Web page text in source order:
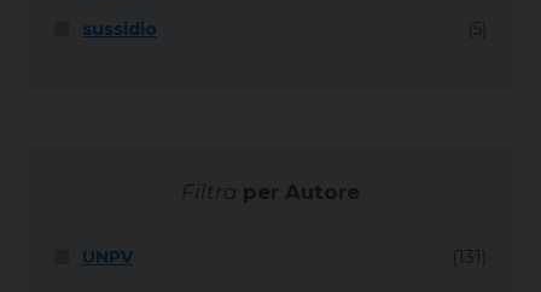
sussidio
(5)
Filtra per Autore
UNPV (131)